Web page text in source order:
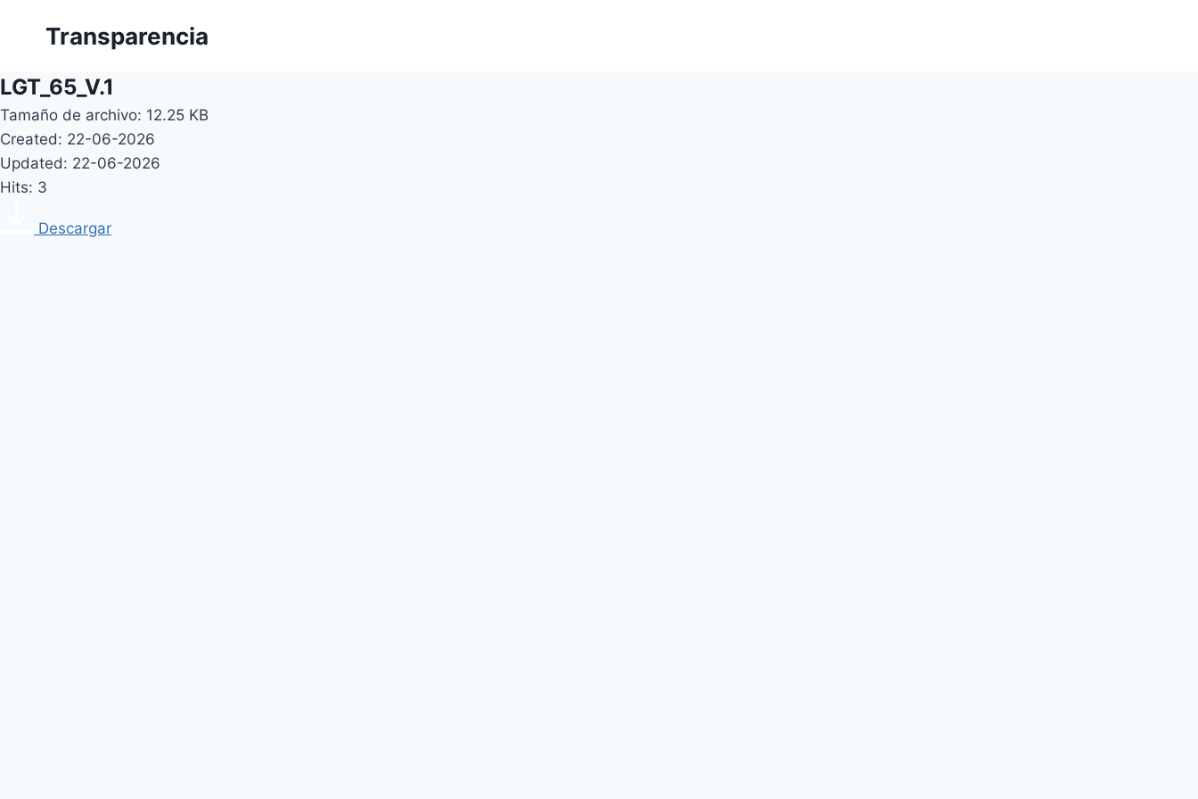
Transparencia
LGT_65_V.1
Tamaño de archivo: 12.25 KB
Created: 22-06-2026
Updated: 22-06-2026
Hits: 3
Descargar